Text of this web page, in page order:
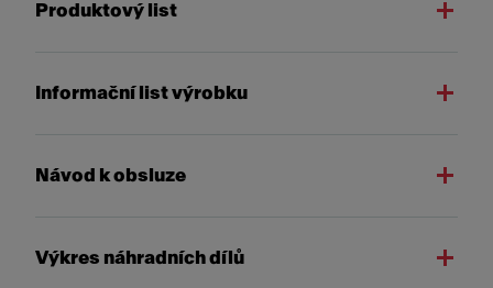
Produktový list
Informační list výrobku
Návod k obsluze
Výkres náhradních dílů